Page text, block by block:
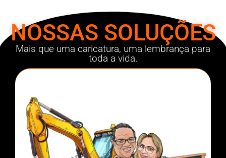
NOSSAS SOLUÇÕES
Mais que uma caricatura, uma lembrança para
toda a vida.